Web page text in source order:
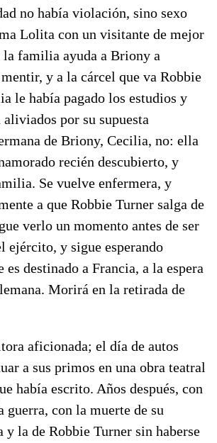
no había violación, sino sexo
Lolita con un visitante de mejor
la familia ayuda a Briony a
y a la cárcel que va Robbie
le había pagado los estudios y
aliviados por su supuesta
de Briony, Cecilia, no: ella
recién descubierto, y
Se vuelve enfermera, y
a que Robbie Turner salga de
verlo un momento antes de ser
ejército, y sigue esperando
es destinado a Francia, a la espera
Morirá en la retirada de
aficionada; el día de autos
a sus primos en una obra teatral
había escrito. Años después, con
guerra, con la muerte de su
y la de Robbie Turner sin haberse